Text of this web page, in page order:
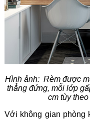
Hình ảnh: Rèm được
thẳng đứng, mỗi lớp
cm tùy
Với không gian phòng